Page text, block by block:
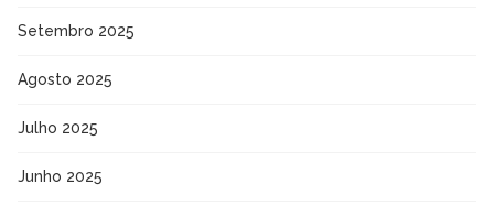
Setembro 2025
Agosto 2025
Julho 2025
Junho 2025